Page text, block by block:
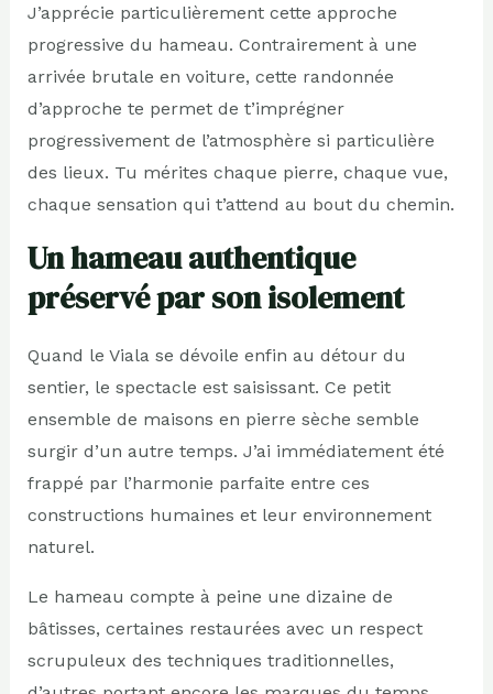
J’apprécie particulièrement cette approche
progressive du hameau. Contrairement à une
arrivée brutale en voiture, cette randonnée
d’approche te permet de t’imprégner
progressivement de l’atmosphère si particulière
des lieux. Tu mérites chaque pierre, chaque vue,
chaque sensation qui t’attend au bout du chemin.
Un hameau authentique
préservé par son isolement
Quand le Viala se dévoile enfin au détour du
sentier, le spectacle est saisissant. Ce petit
ensemble de maisons en pierre sèche semble
surgir d’un autre temps. J’ai immédiatement été
frappé par l’harmonie parfaite entre ces
constructions humaines et leur environnement
naturel.
Le hameau compte à peine une dizaine de
bâtisses, certaines restaurées avec un respect
scrupuleux des techniques traditionnelles,